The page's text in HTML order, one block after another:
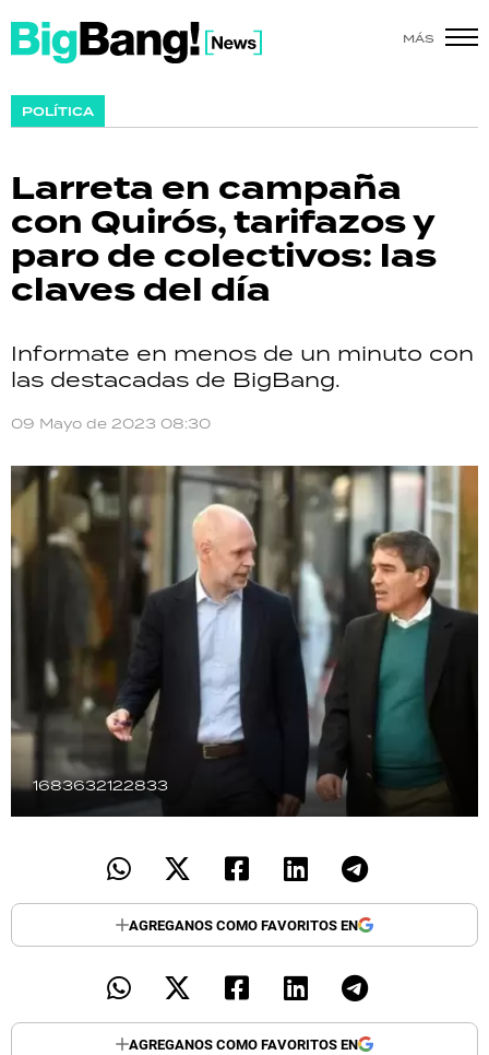
MÁS
POLÍTICA
Larreta en campaña
con Quirós, tarifazos y
paro de colectivos: las
claves del día
Informate en menos de un minuto con
las destacadas de BigBang.
09 Mayo de 2023 08:30
1683632122833
AGREGANOS COMO FAVORITOS EN
AGREGANOS COMO FAVORITOS EN
SHOW
ACTUALIDAD
POLICIALES
ECONOMÍA
GRAN HERMANO
SALUD
DEPORTES
TECNOLOGÍA
RECETAS
PALABRAS
HORÓSCOPO
Seguinos